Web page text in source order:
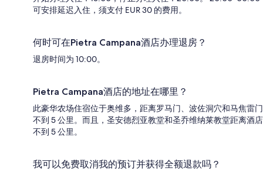
可安排延迟入住，须支付 EUR 30 的费用。
何时可在Pietra Campana酒店办理退房？
退房时间为 10:00。
Pietra Campana酒店的地址在哪里？
此豪华农场住宿位于奥维多，距离罗马门、波佐洞穴和马焦雷门
不到 5 公里。而且，圣安德烈亚教堂和圣乔维纳莱教堂距离酒店
不到 5 公里。
我可以免费取消我的预订并获得全额退款吗？